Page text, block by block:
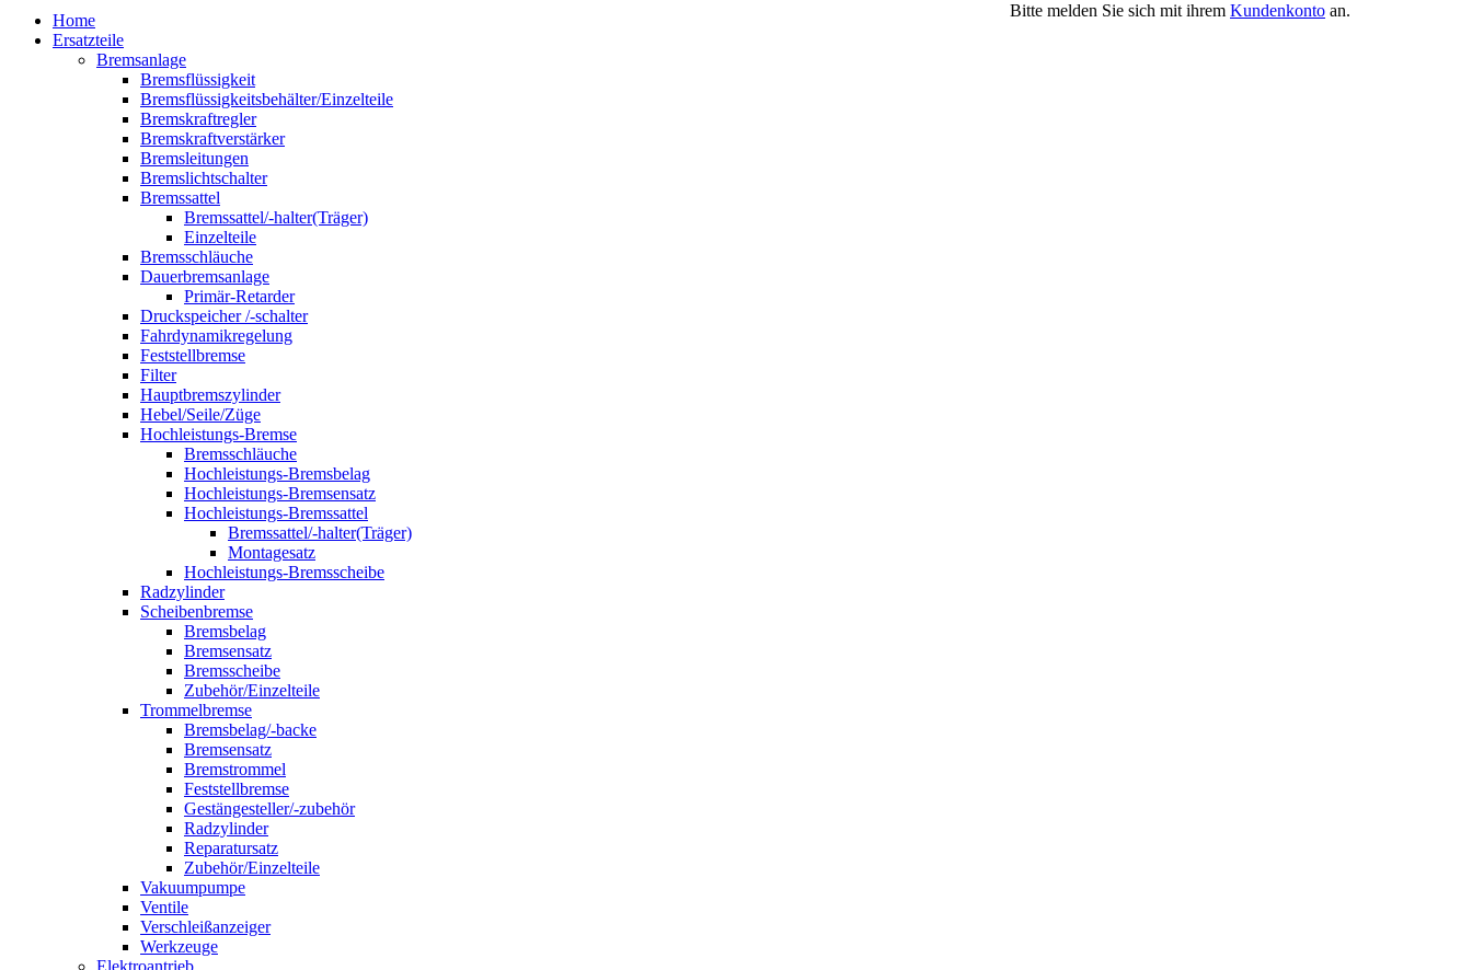
Bitte melden Sie sich mit ihrem Kundenkonto an.
Home
Ersatzteile
Bremsanlage
Bremsflüssigkeit
Bremsflüssigkeitsbehälter/Einzelteile
Bremskraftregler
Bremskraftverstärker
Bremsleitungen
Bremslichtschalter
Bremssattel
Bremssattel/-halter(Träger)
Einzelteile
Bremsschläuche
Dauerbremsanlage
Primär-Retarder
Druckspeicher /-schalter
Fahrdynamikregelung
Feststellbremse
Filter
Hauptbremszylinder
Hebel/Seile/Züge
Hochleistungs-Bremse
Bremsschläuche
Hochleistungs-Bremsbelag
Hochleistungs-Bremsensatz
Hochleistungs-Bremssattel
Bremssattel/-halter(Träger)
Montagesatz
Hochleistungs-Bremsscheibe
Radzylinder
Scheibenbremse
Bremsbelag
Bremsensatz
Bremsscheibe
Zubehör/Einzelteile
Trommelbremse
Bremsbelag/-backe
Bremsensatz
Bremstrommel
Feststellbremse
Gestängesteller/-zubehör
Radzylinder
Reparatursatz
Zubehör/Einzelteile
Vakuumpumpe
Ventile
Verschleißanzeiger
Werkzeuge
Elektroantrieb